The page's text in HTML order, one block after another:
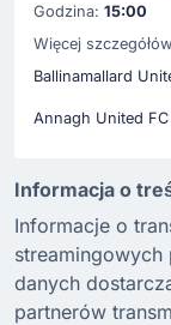
Godzina: 15:00
Więcej
Ballinamallard
Annagh United
Informacja o
Informacje o
danych
partnerów